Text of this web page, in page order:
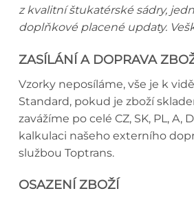
z kvalitní štukatérské sádry,
doplňkové placené updaty.
ZASÍLÁNÍ A DOPRAVA
Vzorky neposíláme, vše je k
Standard, pokud je zboží
zavážíme po celé CZ, SK, PL,
kalkulaci našeho externího
službou Toptrans.
OSAZENÍ ZBOŽÍ